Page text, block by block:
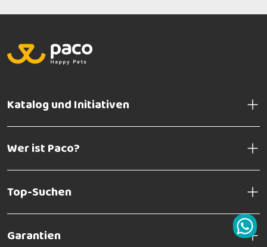
Katalog und Initiativen
Wer ist Paco?
Top-Suchen
Garantien